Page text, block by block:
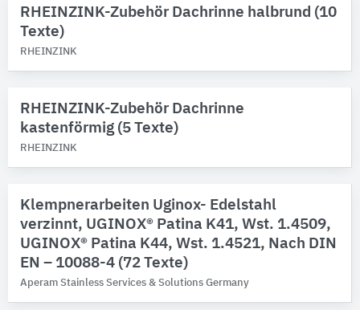
RHEINZINK-Zubehör Dachrinne halbrund (10
Texte)
RHEINZINK
RHEINZINK-Zubehör Dachrinne
kastenförmig (5 Texte)
RHEINZINK
Klempnerarbeiten Uginox- Edelstahl
verzinnt, UGINOX® Patina K41, Wst. 1.4509,
UGINOX® Patina K44, Wst. 1.4521, Nach DIN
EN – 10088-4 (72 Texte)
Aperam Stainless Services & Solutions Germany